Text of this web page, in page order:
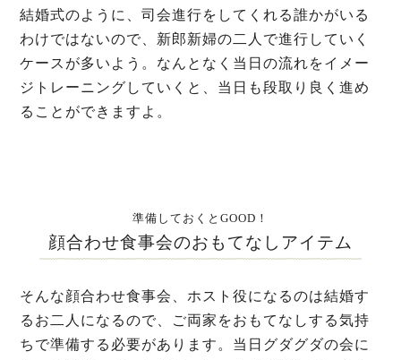
結婚式のように、司会進行をしてくれる誰かがいる
わけではないので、新郎新婦の二人で進行していく
ケースが多いよう。なんとなく当日の流れをイメー
ジトレーニングしていくと、当日も段取り良く進め
ることができますよ。
準備しておくとGOOD！
顔合わせ食事会のおもてなしアイテム
そんな顔合わせ食事会、ホスト役になるのは結婚す
るお二人になるので、ご両家をおもてなしする気持
ちで準備する必要があります。当日グダグダの会に